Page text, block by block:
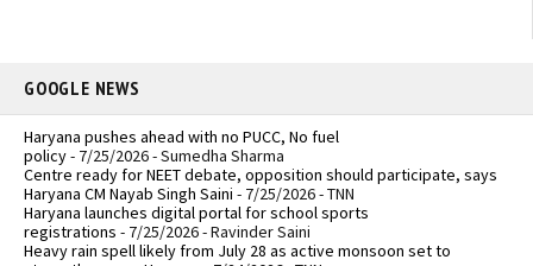
GOOGLE NEWS
Haryana pushes ahead with no PUCC, No fuel
policy- 7/25/2026- Sumedha Sharma
Centre ready for NEET debate, opposition should participate, says
Haryana CM Nayab Singh Saini - 7/25/2026- TNN
Haryana launches digital portal for school sports
registrations - 7/25/2026- Ravinder Saini
Heavy rain spell likely from July 28 as active monsoon set to